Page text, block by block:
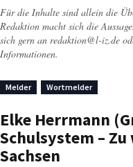
Für die Inhalte sind allein die
Redaktion macht sich die
sich gern an redaktion@l-iz.de
Informationen.
Melder Wortmelder
Elke Herrmann
Schulsystem –
Sachsen